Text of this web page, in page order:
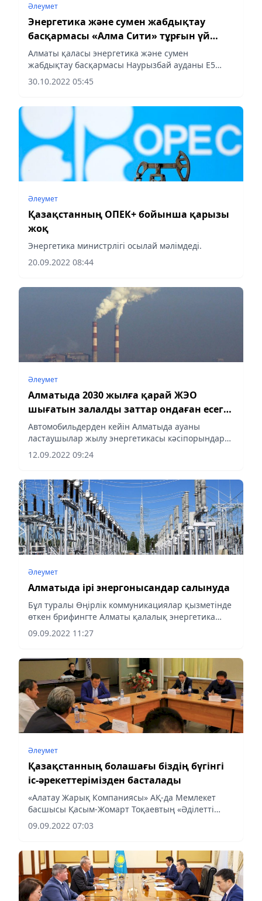
Әлеумет
Энергетика және сумен жабдықтау
басқармасы «Алма Сити» тұрғын үй
кешенін жылыту жүйесіне қосу
бойынша түсініктеме берді
Алматы қаласы энергетика және сумен
жабдықтау басқармасы Наурызбай ауданы Е5
«Алма Сити» тұрғын үй кешенінің 28 үйін жылыту
жүйесіне қосу мәселесі бойынша түсініктеме
30.10.2022 05:45
Әлеумет
Қазақстанның ОПЕК+ бойынша қарызы
жоқ
Энергетика министрлігі осылай мәлімдеді.
20.09.2022 08:44
Әлеумет
Алматыда 2030 жылға қарай ЖЭО
шығатын залалды заттар ондаған есеге
азаяды
Автомобильдерден кейін Алматыда ауаны
ластаушылар жылу энергетикасы кәсіпорындары
мен өнеркәсіптік объектілер болып табылады,
деп хабарлайды Аlmaty-akshamy.kz.
12.09.2022 09:24
Әлеумет
Алматыда ірі энергонысандар салынуда
Бұл туралы Өңірлік коммуникациялар қызметінде
өткен брифингте Алматы қалалық энергетика
және сумен жабдықтау басқармасының басшысы
Санжар Алин айтты, деп хабарлайды Аlmaty-
09.09.2022 11:27
Әлеумет
Қазақстанның болашағы біздің бүгінгі
іс-әрекеттерімізден басталады
«Алатау Жарық Компаниясы» АҚ-да Мемлекет
басшысы Қасым-Жомарт Тоқаевтың «Әділетті
мемлекет. Біртұтас ұлт. Берекелі қоғам» атты
Қазақстан халқына кезекті Жолдауына арналған
09.09.2022 07:03